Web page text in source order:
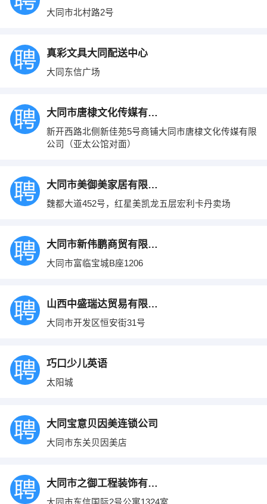
大同市北村路2号
真彩文具大同配送中心
大同东信广场
大同市唐棣文化传媒有限公司
新开西路北侧新佳苑5号商铺大同市唐棣文化传媒有限
公司（亚太公馆对面）
大同市美御美家居有限公司
魏都大道452号，红星美凯龙五层宏利卡丹卖场
大同市新伟鹏商贸有限责任公司
大同市富临宝城B座1206
山西中盛瑞达贸易有限公司
大同市开发区恒安街31号
巧口少儿英语
太阳城
大同宝意贝因美连锁公司
大同市东关贝因美店
大同市之御工程装饰有限公司
大同市东信国际2号公寓1324室